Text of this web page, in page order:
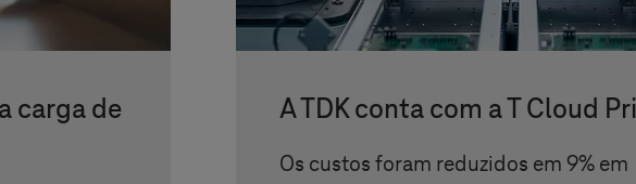
carga de
A TDK conta com aT Cloud
Os custos foram reduzidos em 9% em